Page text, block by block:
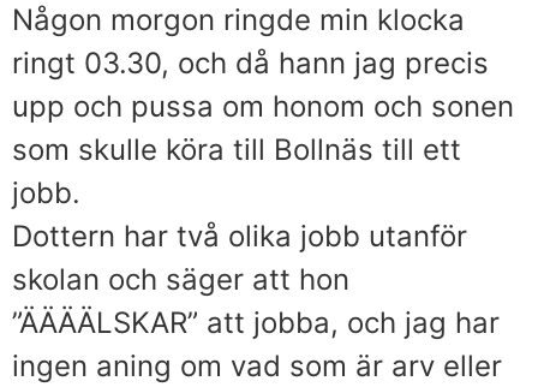
Någon morgon ringde min klocka
ringt 03.30, och då hann jag precis
upp och pussa om honom och sonen
som skulle köra till Bollnäs till ett
jobb.
Dottern har två olika jobb utanför
skolan och säger att hon
”ÄÄÄÄLSKAR” att jobba, och jag har
ingen aning om vad som är arv eller